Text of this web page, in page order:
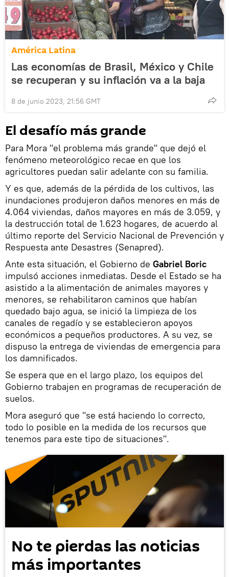
América Latina
Las economías de Brasil, México y Chile
se recuperan y su inflación va a la baja
8 de junio 2023, 21:56 GMT
El desafío más grande
Para Mora "el problema más grande" que dejó el
fenómeno meteorológico recae en que los
agricultores puedan salir adelante con su familia.
Y es que, además de la pérdida de los cultivos, las
inundaciones produjeron daños menores en más de
4.064 viviendas, daños mayores en más de 3.059, y
la destrucción total de 1.623 hogares, de acuerdo al
último reporte del Servicio Nacional de Prevención y
Respuesta ante Desastres (Senapred).
Ante esta situación, el Gobierno de Gabriel Boric
impulsó acciones inmediatas. Desde el Estado se ha
asistido a la alimentación de animales mayores y
menores, se rehabilitaron caminos que habían
quedado bajo agua, se inició la limpieza de los
canales de regadío y se establecieron apoyos
económicos a pequeños productores. A su vez, se
dispuso la entrega de viviendas de emergencia para
los damnificados.
Se espera que en el largo plazo, los equipos del
Gobierno trabajen en programas de recuperación de
suelos.
Mora aseguró que "se está haciendo lo correcto,
todo lo posible en la medida de los recursos que
tenemos para este tipo de situaciones".
No te pierdas las noticias
más importantes